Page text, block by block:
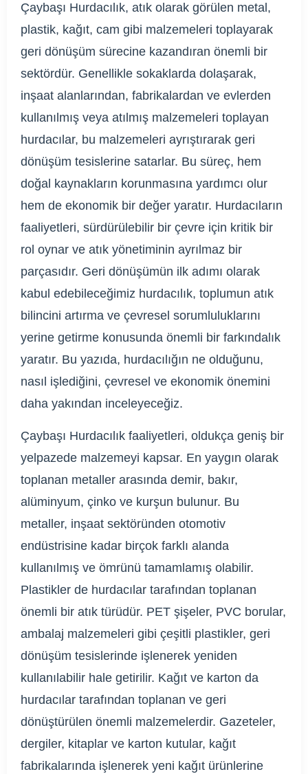
Çaybaşı Hurdacılık, atık olarak görülen metal,
plastik, kağıt, cam gibi malzemeleri toplayarak
geri dönüşüm sürecine kazandıran önemli bir
sektördür. Genellikle sokaklarda dolaşarak,
inşaat alanlarından, fabrikalardan ve evlerden
kullanılmış veya atılmış malzemeleri toplayan
hurdacılar, bu malzemeleri ayrıştırarak geri
dönüşüm tesislerine satarlar. Bu süreç, hem
doğal kaynakların korunmasına yardımcı olur
hem de ekonomik bir değer yaratır. Hurdacıların
faaliyetleri, sürdürülebilir bir çevre için kritik bir
rol oynar ve atık yönetiminin ayrılmaz bir
parçasıdır. Geri dönüşümün ilk adımı olarak
kabul edebileceğimiz hurdacılık, toplumun atık
bilincini artırma ve çevresel sorumluluklarını
yerine getirme konusunda önemli bir farkındalık
yaratır. Bu yazıda, hurdacılığın ne olduğunu,
nasıl işlediğini, çevresel ve ekonomik önemini
daha yakından inceleyeceğiz.
Çaybaşı Hurdacılık faaliyetleri, oldukça geniş bir
yelpazede malzemeyi kapsar. En yaygın olarak
toplanan metaller arasında demir, bakır,
alüminyum, çinko ve kurşun bulunur. Bu
metaller, inşaat sektöründen otomotiv
endüstrisine kadar birçok farklı alanda
kullanılmış ve ömrünü tamamlamış olabilir.
Plastikler de hurdacılar tarafından toplanan
önemli bir atık türüdür. PET şişeler, PVC borular,
ambalaj malzemeleri gibi çeşitli plastikler, geri
dönüşüm tesislerinde işlenerek yeniden
kullanılabilir hale getirilir. Kağıt ve karton da
hurdacılar tarafından toplanan ve geri
dönüştürülen önemli malzemelerdir. Gazeteler,
dergiler, kitaplar ve karton kutular, kağıt
fabrikalarında işlenerek yeni kağıt ürünlerine